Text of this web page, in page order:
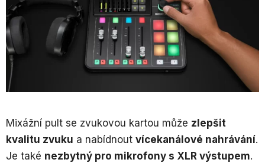
Mixážní pult se zvukovou kartou může zlepšit
kvalitu zvuku a nabídnout vícekanálové nahrávání.
Je také nezbytný pro mikrofony s XLR výstupem.